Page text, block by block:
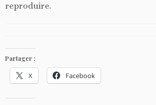
reproduire.
Partager :
X Facebook